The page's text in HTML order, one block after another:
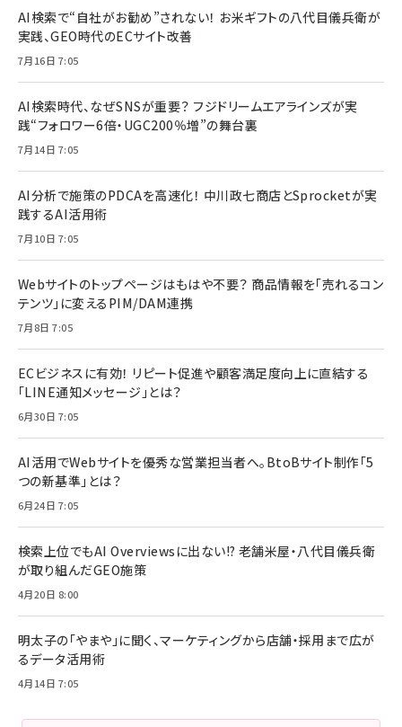
AI検索で“自社がお勧め”されない！ お米ギフトの八代目儀兵衛が
実践、GEO時代のECサイト改善
7月16日 7:05
AI検索時代、なぜSNSが重要？ フジドリームエアラインズが実
践“フォロワー6倍・UGC200％増”の舞台裏
7月14日 7:05
AI分析で施策のPDCAを高速化！ 中川政七商店とSprocketが実
践するAI活用術
7月10日 7:05
Webサイトのトップページはもはや不要？ 商品情報を「売れるコン
テンツ」に変えるPIM/DAM連携
7月8日 7:05
ECビジネスに有効！ リピート促進や顧客満足度向上に直結する
「LINE通知メッセージ」とは？
6月30日 7:05
AI活用でWebサイトを優秀な営業担当者へ。BtoBサイト制作「5
つの新基準」とは？
6月24日 7:05
検索上位でもAI Overviewsに出ない!? 老舗米屋・八代目儀兵衛
が取り組んだGEO施策
4月20日 8:00
明太子の「やまや」に聞く、マーケティングから店舗・採用まで広が
るデータ活用術
4月14日 7:05